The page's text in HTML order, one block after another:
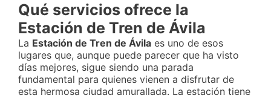
Qué servicios ofrece la
Estación de Tren de Ávila
La Estación de Tren de Ávila es uno de esos
lugares que, aunque puede parecer que ha visto
días mejores, sigue siendo una parada
fundamental para quienes vienen a disfrutar de
esta hermosa ciudad amurallada. La estación tiene